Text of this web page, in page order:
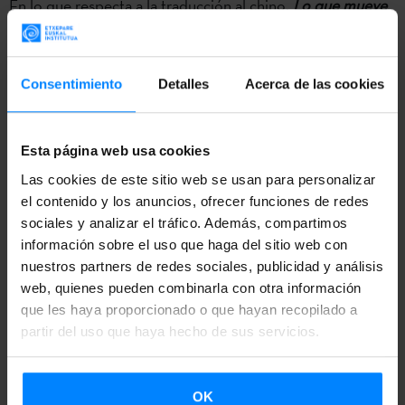
Consentimiento Detalles Acerca de las cookies
Esta página web usa cookies
Las cookies de este sitio web se usan para personalizar
el contenido y los anuncios, ofrecer funciones de redes
sociales y analizar el tráfico. Además, compartimos
información sobre el uso que haga del sitio web con
nuestros partners de redes sociales, publicidad y análisis
web, quienes pueden combinarla con otra información
que les haya proporcionado o que hayan recopilado a
partir del uso que haya hecho de sus servicios.
OK
En lo que respecta a la traducción al chino,Lo que mueve
el mundoes uno de los primeros libros escritos en euskera
que se publica en China, ya que publicar allí un libro
traducido resulta muy inusual.
que mueve el mundo(Seix Barral, 2013) acaba de ser
publicada en chino(Lijang Publishing House)y en japonés
(Hakusui Sha). La traducción al japonés la ha realizado la
traductoraNami Kaneko
directamente del euskera, como
ya hizo hace tres años traduciendoBilbao-New York-
Bilbao , del mismo autor. La traducción china corre a cargo
de la traductoraHuang Yehua(traductora entre otros
autores de Gabriel García Marquez), que la ha traducido
del castellano. Las traducciones han contado con el apoyo
Instituto Vasco Etxepare.